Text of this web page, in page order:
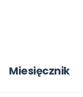
Miesięcznik